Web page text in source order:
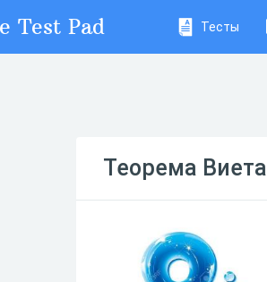
Test Pad Тесты
Теорема Виета